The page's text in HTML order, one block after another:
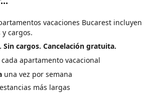
vacaciones Bucarest incluyen
cargos.
Sin cargos. Cancelación gratuita.
apartamento vacacional
una vez por semana
más largas